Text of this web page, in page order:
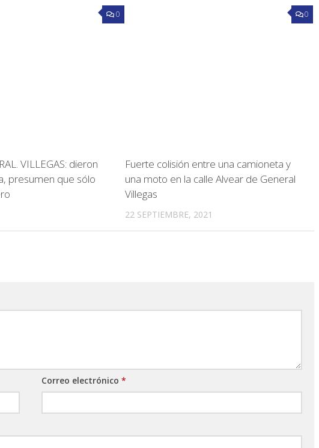
0
VILLEGAS: dieron
presumen que sólo
0
Fuerte colisión entre una camioneta y
una moto en la calle Alvear de General
Villegas
22 SEPTIEMBRE, 2021
Correo electrónico*